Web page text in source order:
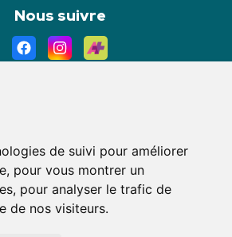
de suivi pour améliorer
pour vous montrer un
pour analyser le trafic de
de nos visiteurs.
Nous suivre